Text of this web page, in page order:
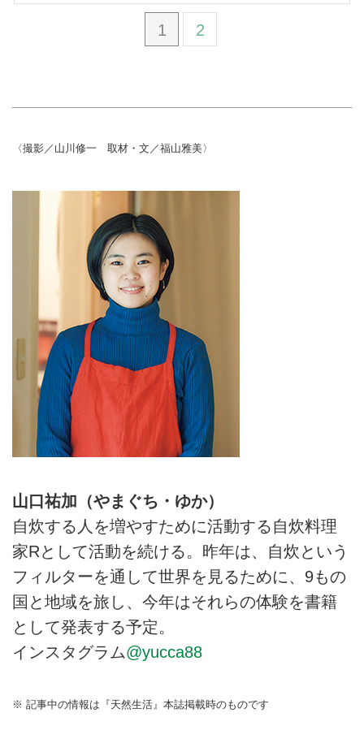
1 2
〈撮影／山川修一 取材・文／福山雅美〉
山口祐加（やまぐち・ゆか）
自炊する人を増やすために活動する自炊料理
家Rとして活動を続ける。昨年は、自炊という
フィルターを通して世界を見るために、9もの
国と地域を旅し、今年はそれらの体験を書籍
として発表する予定。
インスタグラム@yucca88
※ 記事中の情報は『天然生活』本誌掲載時のものです